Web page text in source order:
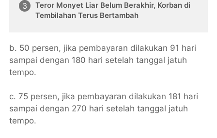
Teror Monyet Liar Belum Berakhir, Korban di
Tembilahan Terus Bertambah
b. 50 persen, jika pembayaran dilakukan 91 hari
sampai dengan 180 hari setelah tanggal jatuh
tempo.
c. 75 persen, jika pembayaran dilakukan 181 hari
sampai dengan 270 hari setelah tanggal jatuh
tempo.